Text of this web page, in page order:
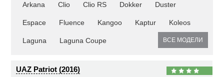
Arkana Clio Clio RS Dokker Duster
Espace Fluence Kangoo Kaptur Koleos
Laguna Laguna Coupe ВСЕ МОДЕЛИ
UAZ Patriot (2016)